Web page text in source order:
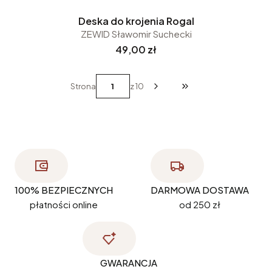
Deska do krojenia Rogal
ZEWID Sławomir Suchecki
Cena
49,00 zł
Strona z 10
Przejdź do ostatniej
100% BEZPIECZNYCH
płatności online
DARMOWA DOSTAWA
od 250 zł
GWARANCJA